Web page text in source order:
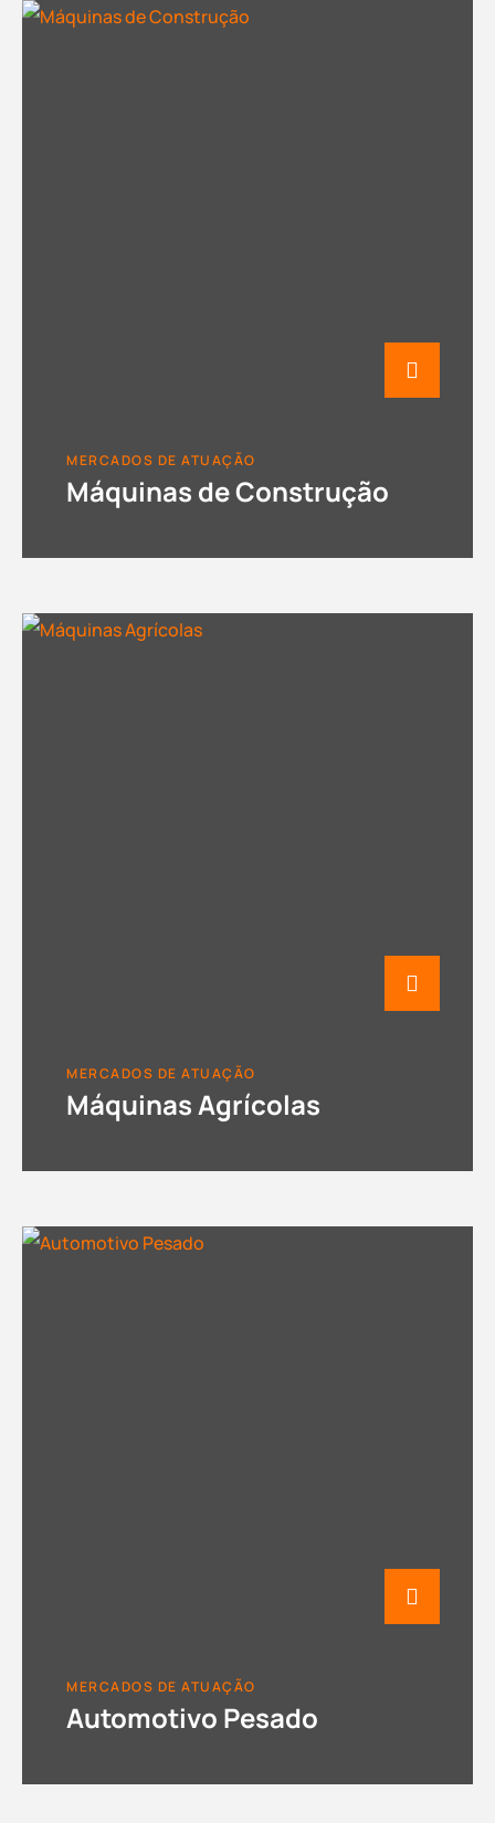
MERCADOS DE ATUAÇÃO
Máquinas de Construção
MERCADOS DE ATUAÇÃO
Máquinas Agrícolas
MERCADOS DE ATUAÇÃO
Automotivo Pesado